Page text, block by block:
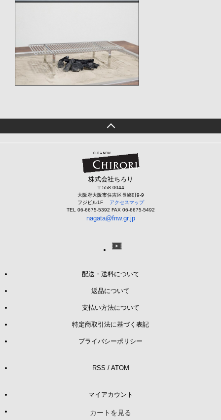
株式会社ちろり
〒558-0044
大阪府大阪市住吉区長峡町9-9
フジビル1F
アクセスマップ
TEL 06-6675-5392 FAX 06-6675-5492
nagata@fnw.gr.jp
配送・送料について
返品について
支払い方法について
特定商取引法に基づく表記
プライバシーポリシー
RSS / ATOM
マイアカウント
カートを見る